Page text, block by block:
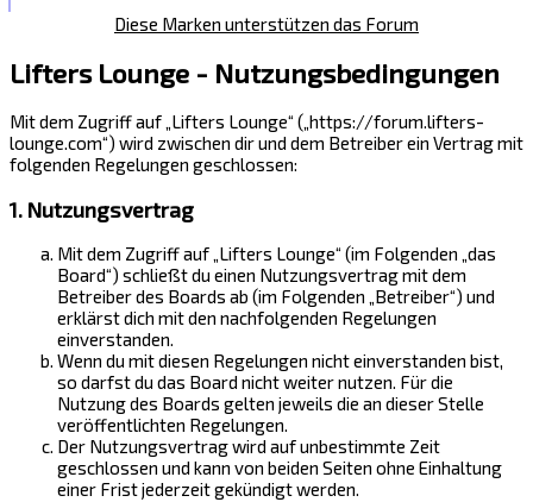
Diese Marken unterstützen das Forum
Lifters Lounge - Nutzungsbedingungen
Mit dem Zugriff auf „Lifters Lounge“ („https://forum.lifters-
lounge.com“) wird zwischen dir und dem Betreiber ein Vertrag mit
folgenden Regelungen geschlossen:
1. Nutzungsvertrag
Mit dem Zugriff auf „Lifters Lounge“ (im Folgenden „das
Board“) schließt du einen Nutzungsvertrag mit dem
Betreiber des Boards ab (im Folgenden „Betreiber“) und
erklärst dich mit den nachfolgenden Regelungen
einverstanden.
Wenn du mit diesen Regelungen nicht einverstanden bist,
so darfst du das Board nicht weiter nutzen. Für die
Nutzung des Boards gelten jeweils die an dieser Stelle
veröffentlichten Regelungen.
Der Nutzungsvertrag wird auf unbestimmte Zeit
geschlossen und kann von beiden Seiten ohne Einhaltung
einer Frist jederzeit gekündigt werden.